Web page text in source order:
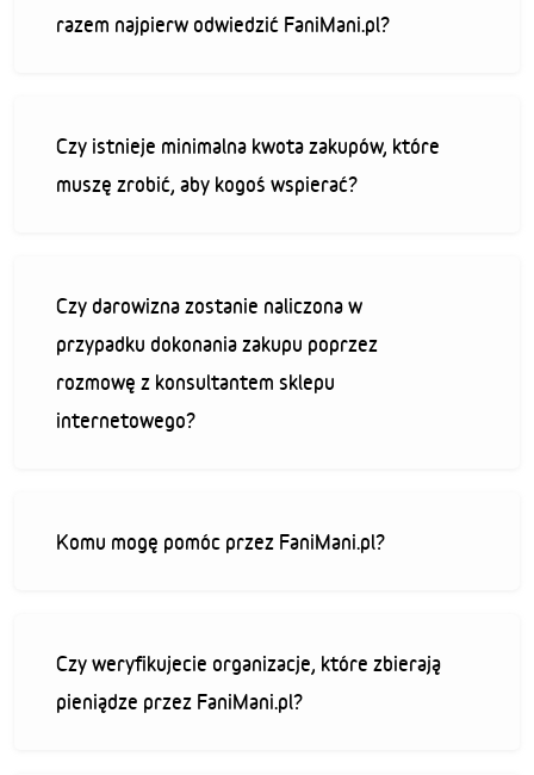
razem najpierw odwiedzić FaniMani.pl?
Czy istnieje minimalna kwota zakupów, które
muszę zrobić, aby kogoś wspierać?
Czy darowizna zostanie naliczona w
przypadku dokonania zakupu poprzez
rozmowę z konsultantem sklepu
internetowego?
Komu mogę pomóc przez FaniMani.pl?
Czy weryfikujecie organizacje, które zbierają
pieniądze przez FaniMani.pl?